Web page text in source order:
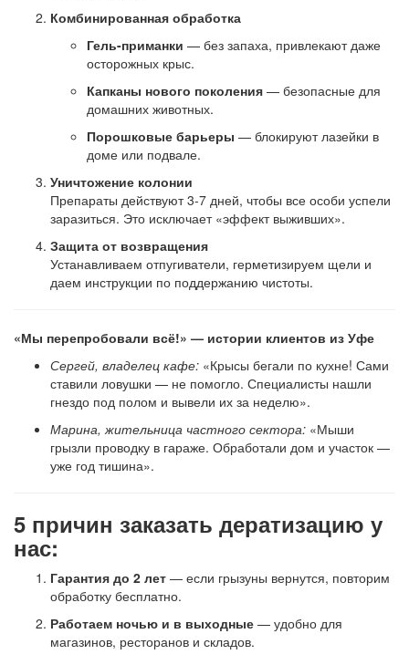
Комбинированная обработка
Гель-приманки — без запаха, привлекают даже
осторожных крыс.
Капканы нового поколения — безопасные для
домашних животных.
Порошковые барьеры — блокируют лазейки в
доме или подвале.
Уничтожение колонии
Препараты действуют 3-7 дней, чтобы все особи успели
заразиться. Это исключает «эффект выживших».
Защита от возвращения
Устанавливаем отпугиватели, герметизируем щели и
даем инструкции по поддержанию чистоты.
«Мы перепробовали всё!» — истории клиентов из Уфе
Сергей, владелец кафе: «Крысы бегали по кухне! Сами
ставили ловушки — не помогло. Специалисты нашли
гнездо под полом и вывели их за неделю».
Марина, жительница частного сектора: «Мыши
грызли проводку в гараже. Обработали дом и участок —
уже год тишина».
5 причин заказать дератизацию у
нас:
Гарантия до 2 лет — если грызуны вернутся, повторим
обработку бесплатно.
Работаем ночью и в выходные — удобно для
магазинов, ресторанов и складов.